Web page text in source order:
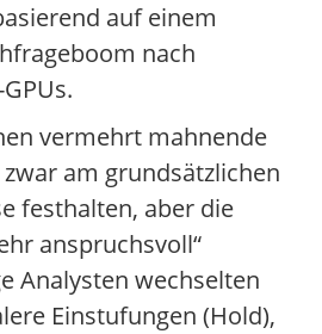
auf einem
nach
vermehrt mahnende
am grundsätzlichen
festhalten, aber die
anspruchsvoll“
Analysten wechselten
Einstufungen (Hold),